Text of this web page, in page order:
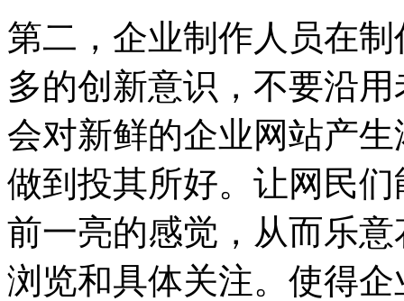
第二，企业制作人员在
多的创新意识，不要沿
会对新鲜的企业网站产
做到投其所好。让网民
前一亮的感觉，从而乐
浏览和具体关注。使得